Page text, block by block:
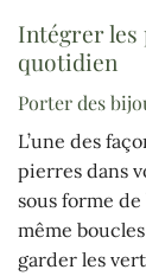
Intégrer les
quotidien
Porter des
L’une des
pierres dans
sous forme de
même
garder les